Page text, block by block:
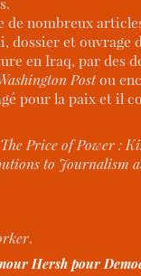
de nombreux
dossier et
en Iraq, par des
Postou
pour la paix et il
The Price of Power :
to Journalism
.
Hersh pour